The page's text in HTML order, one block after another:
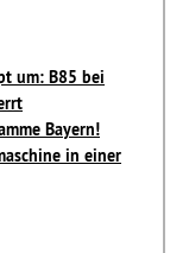
um: B85 bei
Bayern!
in einer